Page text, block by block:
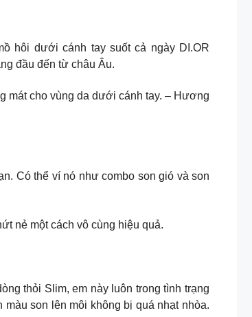
dưới cánh tay suốt cả ngày DI.OR
đầu đến từ châu Âu.
mát cho vùng da dưới cánh tay. – Hương
Có thể ví nó như combo son gió và son
nẻ một cách vô cùng hiệu quả.
thỏi Slim, em này luôn trong tình trạng
màu son lên môi không bị quá nhạt nhòa.